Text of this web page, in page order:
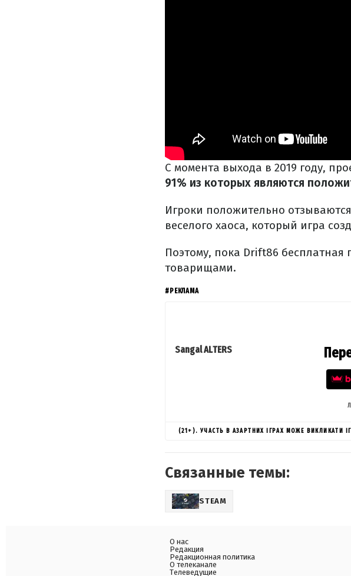
С момента выхода в 2019 году,
91% из которых являются
Игроки положительно
веселого хаоса, который игра
Поэтому, пока Drift86 бесплатная
товарищами.
#РЕКЛАМА
Sangal ALTERS
(21+). УЧАСТЬ В АЗАРТНИХ ІГРАХ МОЖЕ ВИКЛИКАТИ
Связанные темы:
STEAM
О нас
Редакция
Редакционная политика
О телеканале
Телеведущие